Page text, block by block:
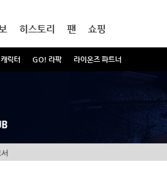
릭터 GO! 라팍 라이온즈 파트너
히스토리 팬 쇼핑